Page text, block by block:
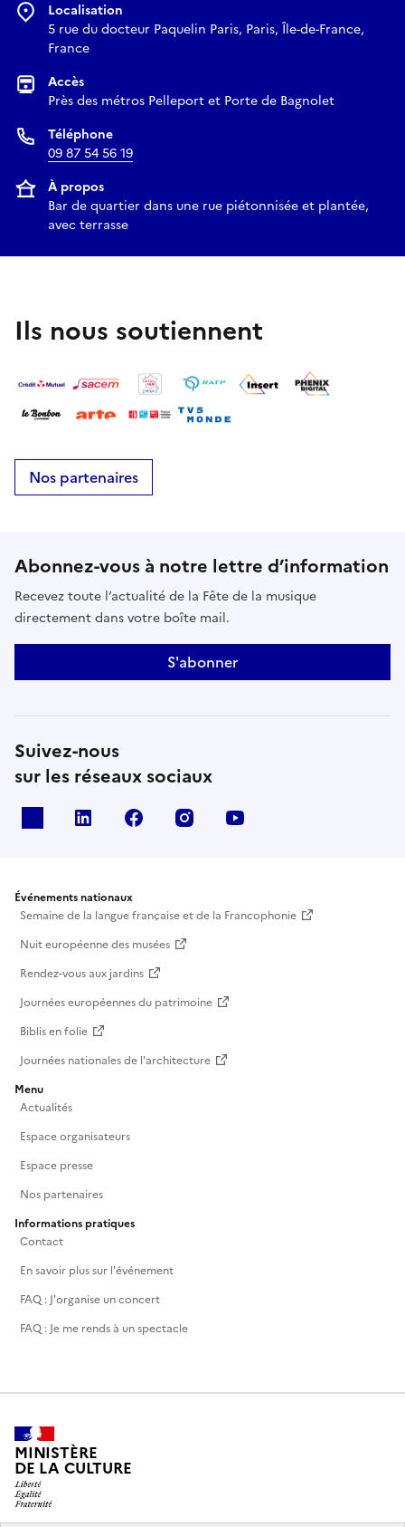
Localisation
5 rue du docteur Paquelin Paris, Paris, Île-de-France,
France
Accès
Près des métros Pelleport et Porte de Bagnolet
Téléphone
09 87 54 56 19
À propos
Bar de quartier dans une rue piétonnisée et plantée,
avec terrasse
Ils nous soutiennent
Nos partenaires
Abonnez-vous à notre lettre d’information
Recevez toute l’actualité de la Fête de la musique
directement dans votre boîte mail.
S'abonner
Suivez-nous
sur les réseaux sociaux
Linkedin Facebook Instagram
Événements nationaux
Semaine de la langue française et de la Francophonie
Nuit européenne des musées
Rendez-vous aux jardins
Journées européennes du patrimoine
Biblis en folie
Journées nationales de l'architecture
Menu
Actualités
Espace organisateurs
Espace presse
Nos partenaires
Informations pratiques
Contact
En savoir plus sur l'événement
FAQ : J'organise un concert
FAQ : Je me rends à un spectacle
MINISTÈRE
DE LA CULTURE